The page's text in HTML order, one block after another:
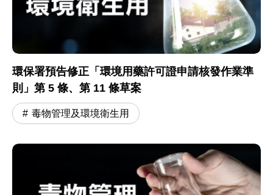
環保署預告修正「環境用藥許可證申請核發作業準
則」第 5 條、第 11 條草案
毒物管理及環境衛生用